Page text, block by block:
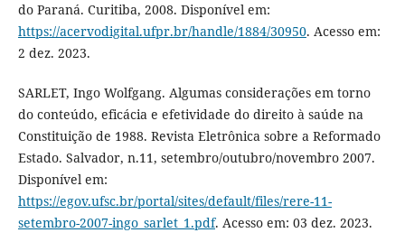
do Paraná. Curitiba, 2008. Disponível em:
https://acervodigital.ufpr.br/handle/1884/30950. Acesso em:
2 dez. 2023.
SARLET, Ingo Wolfgang. Algumas considerações em torno
do conteúdo, eficácia e efetividade do direito à saúde na
Constituição de 1988. Revista Eletrônica sobre a Reformado
Estado. Salvador, n.11, setembro/outubro/novembro 2007.
Disponível em:
https://egov.ufsc.br/portal/sites/default/files/rere-11-
setembro-2007-ingo_sarlet_1.pdf. Acesso em: 03 dez. 2023.